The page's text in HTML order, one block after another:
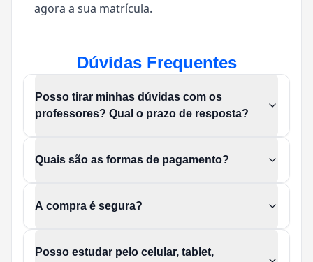
agora a sua matrícula.
Dúvidas Frequentes
Posso tirar minhas dúvidas com os
professores? Qual o prazo de resposta?
Quais são as formas de pagamento?
A compra é segura?
Posso estudar pelo celular, tablet,